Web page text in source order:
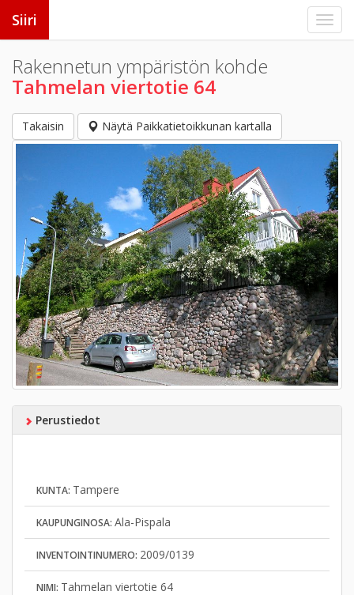
Siiri
Rakennetun ympäristön kohde
Tahmelan viertotie 64
Takaisin Näytä Paikkatietoikkunan kartalla
Perustiedot
KUNTA: Tampere
KAUPUNGINOSA: Ala-Pispala
INVENTOINTINUMERO: 2009/0139
NIMI: Tahmelan viertotie 64